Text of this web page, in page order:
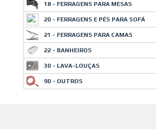
18 - FERRAGENS PARA MESAS
20 - FERRAGENS E PÉS PARA SOFÁ
21 - FERRAGENS PARA CAMAS
22 - BANHEIROS
30 - LAVA-LOUÇAS
90 - OUTROS